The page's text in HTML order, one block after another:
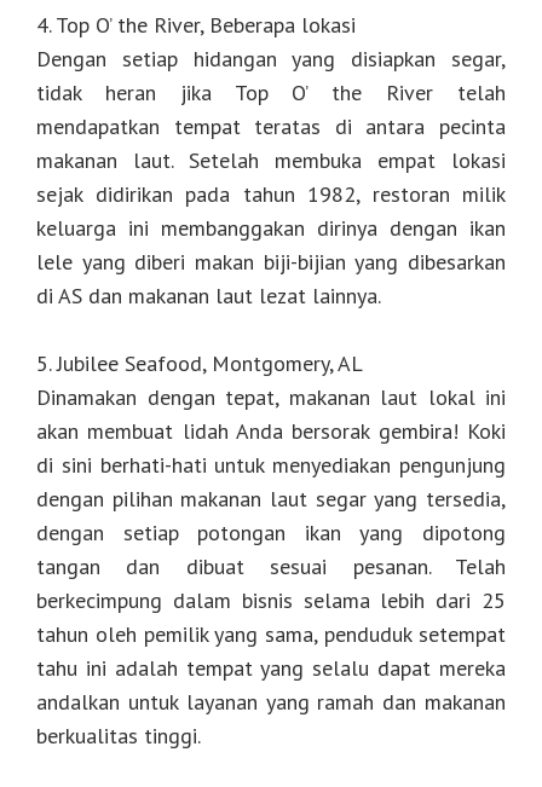
4. Top O’ the River, Beberapa lokasi
Dengan setiap hidangan yang disiapkan segar,
tidak heran jika Top O’ the River telah
mendapatkan tempat teratas di antara pecinta
makanan laut. Setelah membuka empat lokasi
sejak didirikan pada tahun 1982, restoran milik
keluarga ini membanggakan dirinya dengan ikan
lele yang diberi makan biji-bijian yang dibesarkan
di AS dan makanan laut lezat lainnya.
5. Jubilee Seafood, Montgomery, AL
Dinamakan dengan tepat, makanan laut lokal ini
akan membuat lidah Anda bersorak gembira! Koki
di sini berhati-hati untuk menyediakan pengunjung
dengan pilihan makanan laut segar yang tersedia,
dengan setiap potongan ikan yang dipotong
tangan dan dibuat sesuai pesanan. Telah
berkecimpung dalam bisnis selama lebih dari 25
tahun oleh pemilik yang sama, penduduk setempat
tahu ini adalah tempat yang selalu dapat mereka
andalkan untuk layanan yang ramah dan makanan
berkualitas tinggi.